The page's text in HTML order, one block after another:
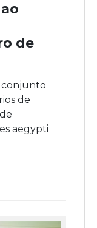
de
conjunto
de
aegypti